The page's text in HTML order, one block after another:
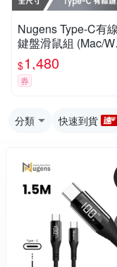
Nugens Type-C有線
鍵盤滑鼠組 (Mac/
dows/Android)
$1,480
券
分類 快速到貨